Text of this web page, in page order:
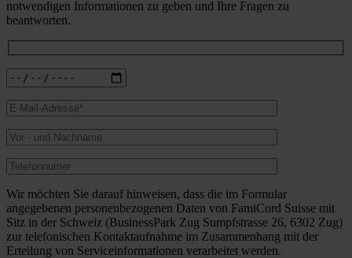
notwendigen Informationen zu geben und Ihre Fragen zu
beantworten.
Wir möchten Sie darauf hinweisen, dass die im Formular
angegebenen personenbezogenen Daten von FamiCord Suisse mit
Sitz in der Schweiz (BusinessPark Zug Sumpfstrasse 26, 6302 Zug)
zur telefonischen Kontaktaufnahme im Zusammenhang mit der
Erteilung von Serviceinformationen verarbeitet werden.